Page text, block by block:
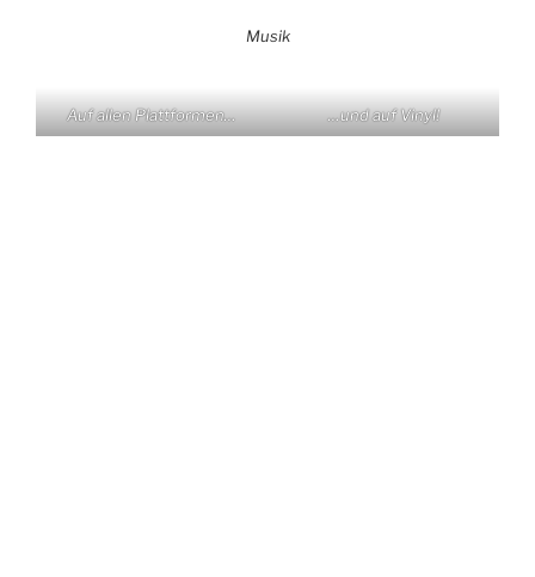
Musik
Auf allen Plattformen… …und auf Vinyl!